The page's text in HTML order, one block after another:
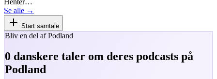
Se alle →
Start samtale
Bliv en del af Podland
0 danskere taler om deres podcasts på
Podland